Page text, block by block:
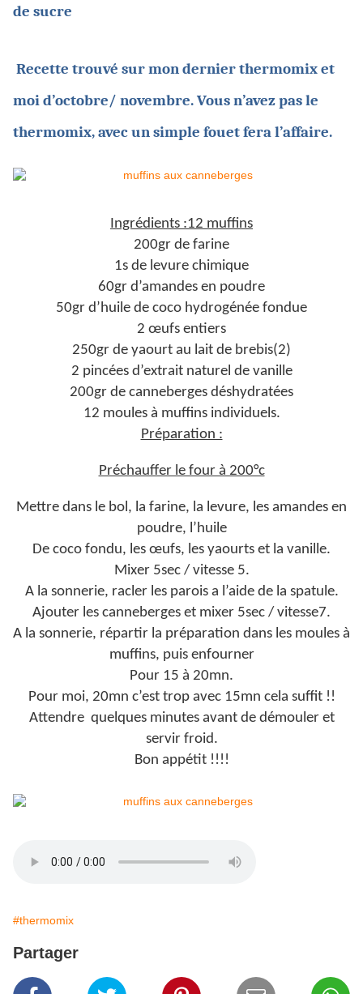
de sucre
Recette trouvé sur mon dernier thermomix et
moi d’octobre/ novembre. Vous n’avez pas le
thermomix, avec un simple fouet fera l’affaire.
Ingrédients :12 muffins
200gr de farine
1s de levure chimique
60gr d’amandes en poudre
50gr d’huile de coco hydrogénée fondue
2 œufs entiers
250gr de yaourt au lait de brebis(2)
2 pincées d’extrait naturel de vanille
200gr de canneberges déshydratées
12 moules à muffins individuels.
Préparation :
Préchauffer le four à 200°c
Mettre dans le bol, la farine, la levure, les amandes en
poudre, l’huile
De coco fondu, les œufs, les yaourts et la vanille.
Mixer 5sec / vitesse 5.
A la sonnerie, racler les parois a l’aide de la spatule.
Ajouter les canneberges et mixer 5sec / vitesse7.
A la sonnerie, répartir la préparation dans les moules à
muffins, puis enfourner
Pour 15 à 20mn.
Pour moi, 20mn c’est trop avec 15mn cela suffit !!
Attendre quelques minutes avant de démouler et
servir froid.
Bon appétit !!!!
#thermomix
Partager